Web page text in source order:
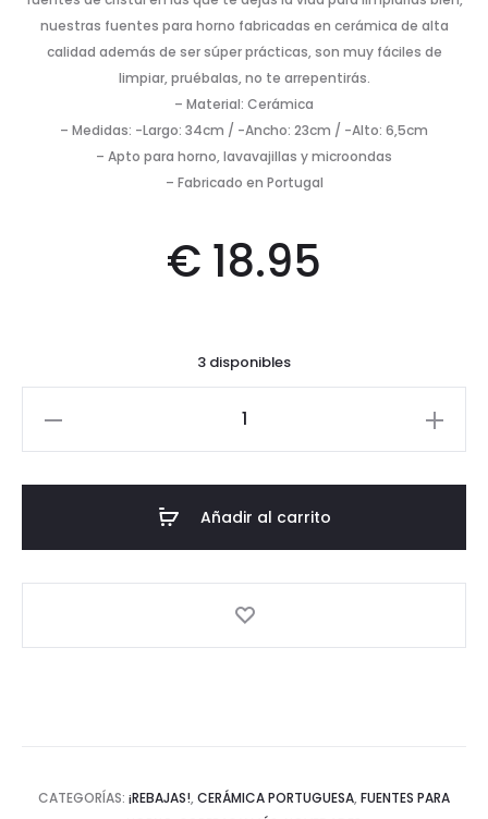
nuestras fuentes para horno fabricadas en cerámica de alta
calidad además de ser súper prácticas, son muy fáciles de
limpiar, pruébalas, no te arrepentirás.
– Material: Cerámica
– Medidas: -Largo: 34cm / -Ancho: 23cm / -Alto: 6,5cm
– Apto para horno, lavavajillas y microondas
– Fabricado en Portugal
€ 18.95
3 disponibles
Añadir al carrito
CATEGORÍAS: ¡REBAJAS!, CERÁMICA PORTUGUESA, FUENTES PARA